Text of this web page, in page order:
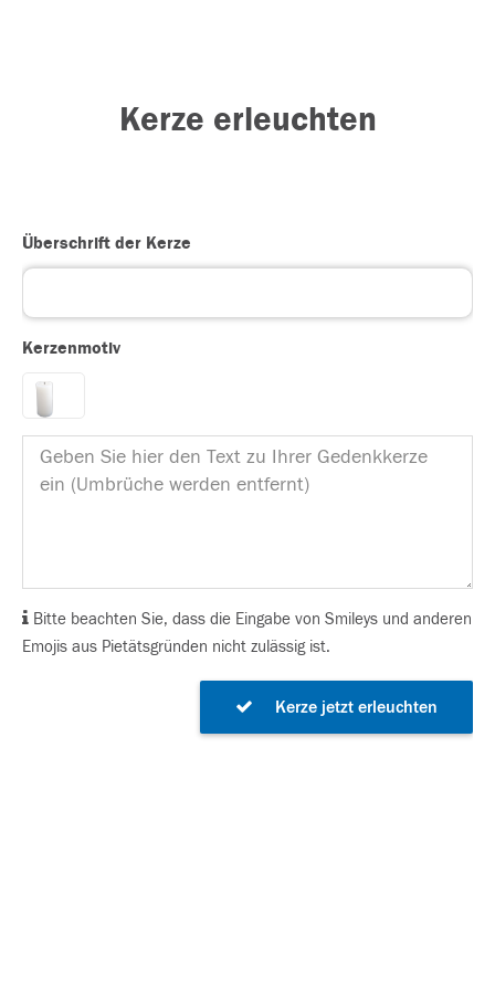
Kerze erleuchten
Überschrift der Kerze
Kerzenmotiv
Bitte beachten Sie, dass die Eingabe von Smileys und anderen
Emojis aus Pietätsgründen nicht zulässig ist.
Kerze jetzt erleuchten